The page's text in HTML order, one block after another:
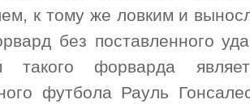
к тому же ловким и
без поставленного
такого форварда
футбола Рауль